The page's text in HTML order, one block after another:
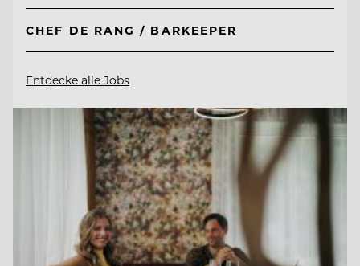
CHEF DE RANG / BARKEEPER
Entdecke alle Jobs